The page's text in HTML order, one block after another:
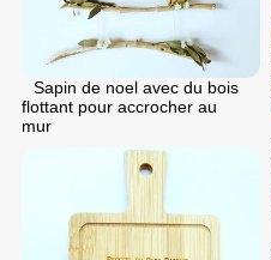
Sapin de noel avec du bois
flottant pour accrocher au
mur